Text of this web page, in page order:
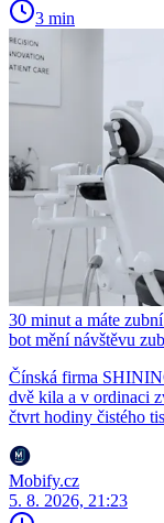
3 min
30 minut a máte
bot mění návštěvu
Čínská firma
dvě kila a v ordinaci
čtvrt hodiny čistého
Mobify.cz
5. 8. 2026, 21:23